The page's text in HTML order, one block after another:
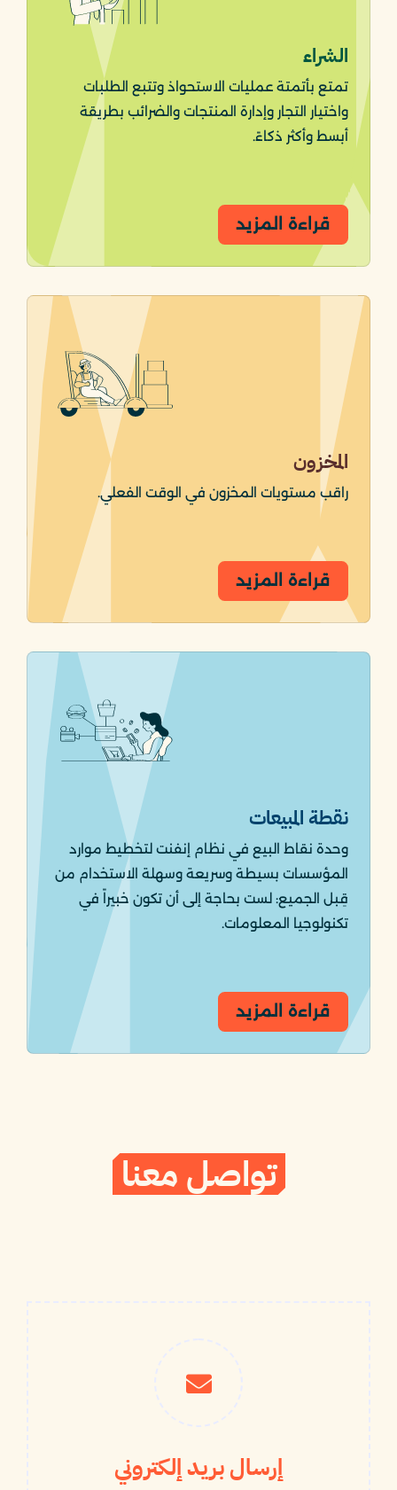
الشراء
تمتع بأتمتة عمليات الاستحواذ وتتبع الطلبات
واختيار التجار وإدارة المنتجات والضرائب بطريقة
أبسط وأكثر ذكاءً.
قراءة المزيد
المخزون
راقب مستويات المخزون في الوقت الفعلي.
قراءة المزيد
نقطة المبيعات
وحدة نقاط البيع في نظام إنفنت لتخطيط موارد
المؤسسات بسيطة وسريعة وسهلة الاستخدام من
قِبل الجميع: لست بحاجة إلى أن تكون خبيراً في
تكنولوجيا المعلومات.
قراءة المزيد
تواصل معنا
إرسال بريد إلكتروني